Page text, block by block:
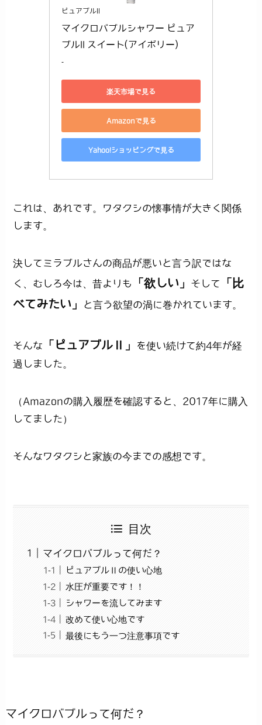
ピュアブルII
マイクロバブルシャワー ピュア
ブルII スイート(アイボリー)
-
楽天市場で見る
Amazonで見る
Yahoo!ショッピングで見る
これは、あれです。ワタクシの懐事情が大きく関係
します。
決してミラブルさんの商品が悪いと言う訳ではな
く、むしろ今は、昔よりも 「欲しい」 そして
「比
べてみたい」
と言う欲望の渦に巻かれています。
そんな 「ピュアブルⅡ」
を使い続けて約4年が経
過しました。
（Amazonの購入履歴を確認すると、2017年に購入
してました）
そんなワタクシと家族の今までの感想です。
目次
マイクロバブルって何だ？
ピュアブルⅡの使い心地
水圧が重要です！！
シャワーを流してみます
改めて使い心地です
最後にもう一つ注意事項です
マイクロバブルって何だ？